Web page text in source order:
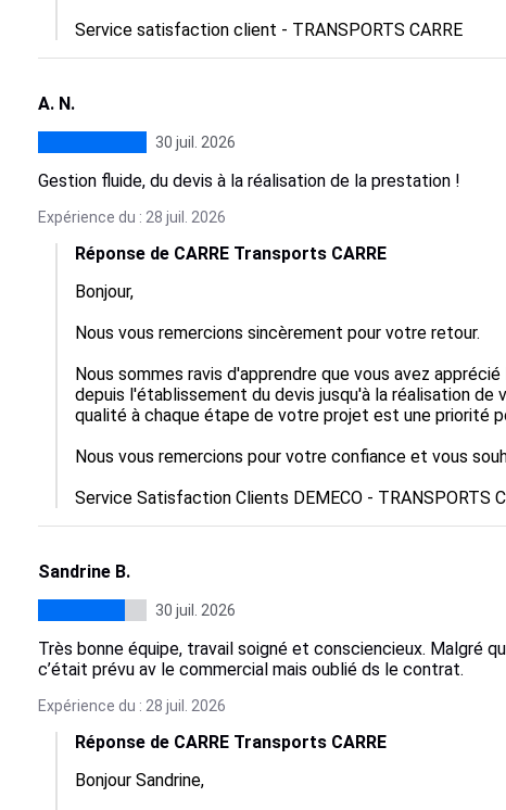
Service satisfaction client - TRANSPORTS CARRE
A. N.
30 juil. 2026
Gestion fluide, du devis à la réalisation de la prestation !
Expérience du : 28 juil. 2026
Réponse de CARRE Transports CARRE
Bonjour,
Nous vous remercions sincèrement pour votre retour.
Nous sommes ravis d'apprendre que vous avez
depuis l'établissement du devis jusqu'à la réalisation de
qualité à chaque étape de votre projet est une priorité
Nous vous remercions pour votre confiance et vous
Service Satisfaction Clients DEMECO - TRANSPORTS
Sandrine B.
30 juil. 2026
Très bonne équipe, travail soigné et consciencieux. Malgré
c’était prévu av le commercial mais oublié ds le contrat.
Expérience du : 28 juil. 2026
Réponse de CARRE Transports CARRE
Bonjour Sandrine,